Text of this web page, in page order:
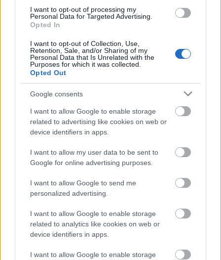
I want to opt-out of processing my
Personal Data for Targeted Advertising.
Opted In
I want to opt-out of Collection, Use,
Retention, Sale, and/or Sharing of my
Personal Data that Is Unrelated with the
Purposes for which it was collected.
Opted Out
Google consents
I want to allow Google to enable storage
related to advertising like cookies on web or
device identifiers in apps.
I want to allow my user data to be sent to
Google for online advertising purposes.
I want to allow Google to send me
personalized advertising.
I want to allow Google to enable storage
related to analytics like cookies on web or
device identifiers in apps.
I want to allow Google to enable storage
Más: az Európai Bizottság szerdán azt javasolta,
hogy jövő januártól függesszék fel 495 millió euró (a
jövőre esedékes támogatásunk közel harmada)
Magyarországnak szánt kohéziós támogatás
kifizetését, mert az ország nem teljesítette a deficit
csökkentésére előírt kötelezettségeit. A javaslatot az
EU-tagországok pénzügyminiszteri tanácsának kell
jóváhagynia. Olli Rehn, a bizottság gazdasági és
pénzügyi kérdésekben illetékes alelnöke
hangoztatta, hogy a javaslatnak "erős ösztönzőnek
kell lennie Magyarország számára, hogy (...)
megfelelő makrogazdasági és pénzügyi feltételeket
hozzon létre".
Giró-Szász András, a kormány ésSzijjártó Péter,
a miniszterelnök személyes szóvivője közös
közleményében szögezte le, hogy a kormány
szerint az Európai Bizottság javaslata
megalapozatlan, méltánytalan, jogi
szempontból vitatható és az alapszerződések
szellemévelellentétes, "hiszen egy jövőben
feltételezett esemény miatt akar megállapítani